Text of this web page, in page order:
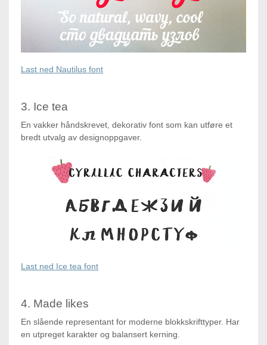
Last ned Nautilus font
3. Ice tea
En vakker håndskrevet, dekorativ font som kan utføre et
bredt utvalg av designoppgaver.
Last ned Ice tea font
4. Made likes
En slående representant for moderne blokkskrifttyper. Har
en utpreget karakter og balansert kerning.